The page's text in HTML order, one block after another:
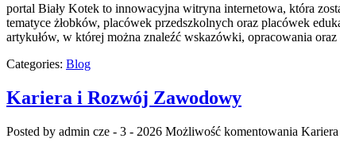
portal Biały Kotek to innowacyjna witryna internetowa, która
tematyce żłobków, placówek przedszkolnych oraz placówek
artykułów, w której można znaleźć wskazówki, opracowania
Categories: Blog
Kariera i Rozwój Zawodowy
Posted by admin cze - 3 - 2026 Możliwość komentowania